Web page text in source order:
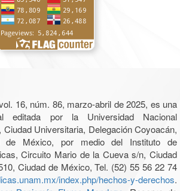
16, núm. 86, marzo-abril de 2025, es una
editada por la Universidad Nacional
Universitaria, Delegación Coyoacán,
de México, por medio del Instituto de
Circuito Mario de la Cueva s/n, Ciudad
Ciudad de México, Tel. (52) 55 56 22 74
index.php/hechos-y-derechos.